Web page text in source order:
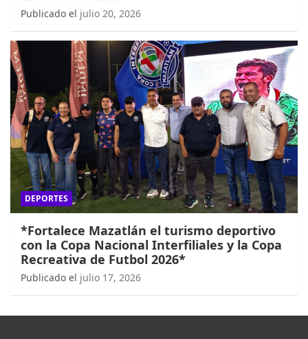
Publicado el julio 20, 2026
DEPORTES
*Fortalece Mazatlán el turismo deportivo
con la Copa Nacional Interfiliales y la Copa
Recreativa de Futbol 2026*
Publicado el julio 17, 2026